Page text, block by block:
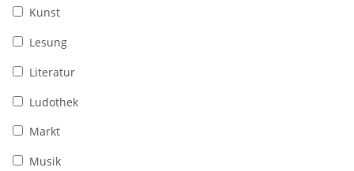
Kunst
Lesung
Literatur
Ludothek
Markt
Musik